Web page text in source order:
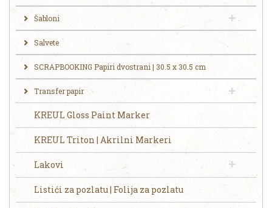
Šabloni
Salvete
SCRAPBOOKING Papiri dvostrani | 30.5 x 30.5 cm
Transfer papir
KREUL Gloss Paint Marker
KREUL Triton | Akrilni Markeri
Lakovi
Listići za pozlatu | Folija za pozlatu